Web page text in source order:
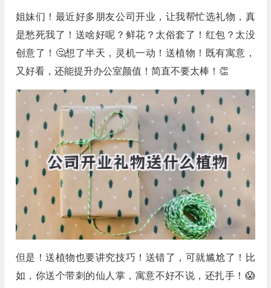
姐妹们！最近好多朋友公司开业，让我帮忙选礼物，真
是愁死我了！送啥好呢？鲜花？太俗套了！红包？太没
创意了！🤔想了半天，灵机一动！送植物！既有寓意，
又好看，还能提升办公室颜值！简直不要太棒！👏
但是！送植物也要讲究技巧！送错了，可就尴尬了！比
如，你送个带刺的仙人掌，寓意不好不说，还扎手！😱